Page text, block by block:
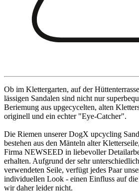
Ob im Klettergarten, auf der
lässigen Sandalen sind nicht nur
Beriemung aus upgecycelten, alten
originell und ein echter "Eye-Catcher".
Die Riemen unserer DogX upcycling
bestehen aus den Mänteln alter
Firma NEWSEED in liebevoller
erhalten. Aufgrund der sehr
verwendeten Seile, verfügt jedes Paar
individuellen Look - einen Einfluss auf die
wir daher leider nicht.